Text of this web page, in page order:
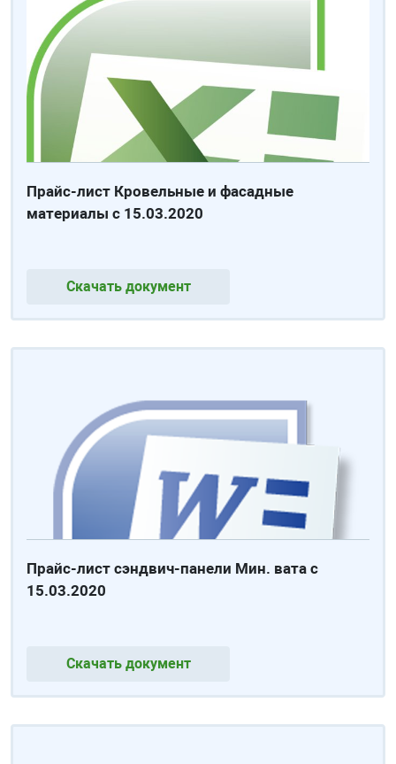
Прайс-лист Кровельные и фасадные
материалы с 15.03.2020
Скачать документ
Прайс-лист сэндвич-панели Мин. вата с
15.03.2020
Скачать документ